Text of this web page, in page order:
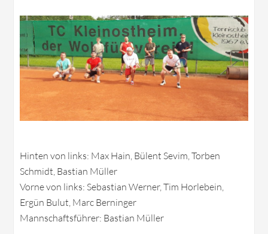
Hinten von links: Max Hain, Bülent Sevim, Torben
Schmidt, Bastian Müller
Vorne von links: Sebastian Werner, Tim Horlebein,
Ergün Bulut, Marc Berninger
Mannschaftsführer: Bastian Müller